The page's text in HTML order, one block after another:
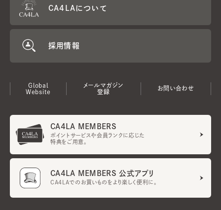
CA4LAについて
採用情報
Global
Website
メールマガジン
登録
お問い合わせ
CA4LA MEMBERS
ポイントサービスや会員ランクに応じた
特典をご用意。
CA4LA MEMBERS 公式アプリ
CA4LAでのお買いものをより楽しく便利に。